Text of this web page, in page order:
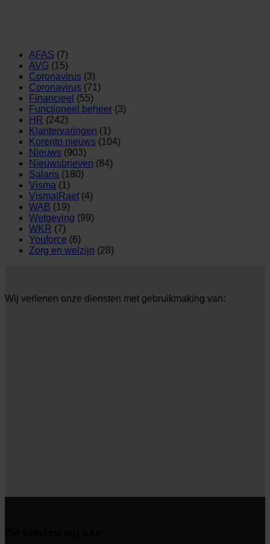
AFAS (7)
AVG (15)
Coronavirus (3)
Coronavirus (71)
Financieel (55)
Functioneel beheer (3)
HR (242)
Klantervaringen (1)
Korento nieuws (104)
Nieuws (903)
Nieuwsbrieven (84)
Salaris (180)
Visma (1)
Visma|Raet (4)
WAB (19)
Wetgeving (99)
WKR (7)
Youforce (6)
Zorg en welzijn (28)
Wij verlenen onze diensten met gebruikmaking van: